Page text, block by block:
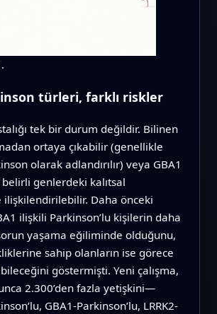
türleri, farklı riskler
tek bir durum değildir. Bilinen
ortaya çıkabilir (genellikle
olarak adlandırılır) veya GBA1
belirli genlerdeki kalıtsal
Daha önceki
ilişkili Parkinson’lu kişilerin daha
yaşama eğiliminde olduğunu,
sahip olanların ise görece
göstermişti. Yeni çalışma,
2.300’den fazla yetişkini—
GBA1-Parkinson’lu, LRRK2-